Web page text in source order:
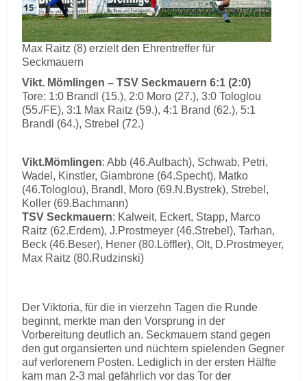
Max Raitz (8) erzielt den Ehrentreffer für
Seckmauern
Vikt. Mömlingen – TSV Seckmauern 6:1 (2:0)
Tore: 1:0 Brandl (15.), 2:0 Moro (27.), 3:0 Tologlou
(55./FE), 3:1 Max Raitz (59.), 4:1 Brand (62.), 5:1
Brandl (64.), Strebel (72.)
Vikt.Mömlingen: Abb (46.Aulbach), Schwab, Petri,
Wadel, Kinstler, Giambrone (64.Specht), Matko
(46.Tologlou), Brandl, Moro (69.N.Bystrek), Strebel,
Koller (69.Bachmann)
TSV Seckmauern: Kalweit, Eckert, Stapp, Marco
Raitz (62.Erdem), J.Prostmeyer (46.Strebel), Tarhan,
Beck (46.Beser), Hener (80.Löffler), Olt, D.Prostmeyer,
Max Raitz (80.Rudzinski)
Der Viktoria, für die in vierzehn Tagen die Runde
beginnt, merkte man den Vorsprung in der
Vorbereitung deutlich an. Seckmauern stand gegen
den gut organsierten und nüchtern spielenden Gegner
auf verlorenem Posten. Lediglich in der ersten Hälfte
kam man 2-3 mal gefährlich vor das Tor der